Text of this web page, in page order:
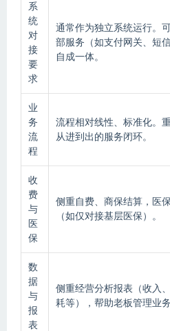
系
统
对
接
要
求
通常作为独立系统运行。
部服务（如支付网关、短
自成一体。
业
务
流
程
流程相对线性、标准化。
从进到出的服务闭环。
收
费
与
医
保
侧重自费、商保结算，医
（如仅对接基层医保）。
数
据
与
报
表
侧重经营分析报表（收入
耗等），帮助老板管理业务